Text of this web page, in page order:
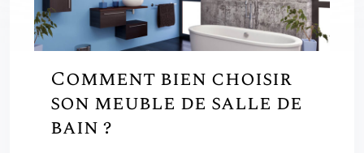
Comment bien choisir
son meuble de salle de
bain ?